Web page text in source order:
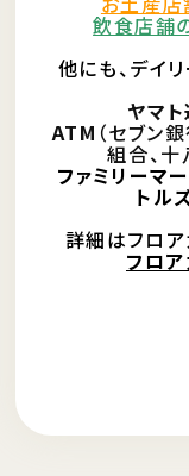
飲食店舗
他にも、デイ
ヤマ
ATM （セブン
組合、十
ファミリーマ
トル
詳細はフロア
フロア